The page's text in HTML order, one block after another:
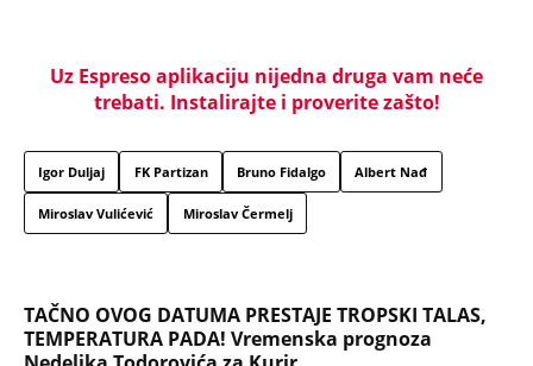
Uz Espreso aplikaciju nijedna druga vam neće
trebati. Instalirajte i proverite zašto!
Igor Duljaj FK Partizan Bruno Fidalgo Albert Nađ
Miroslav Vulićević Miroslav Čermelj
TAČNO OVOG DATUMA PRESTAJE TROPSKI TALAS,
TEMPERATURA PADA! Vremenska prognoza